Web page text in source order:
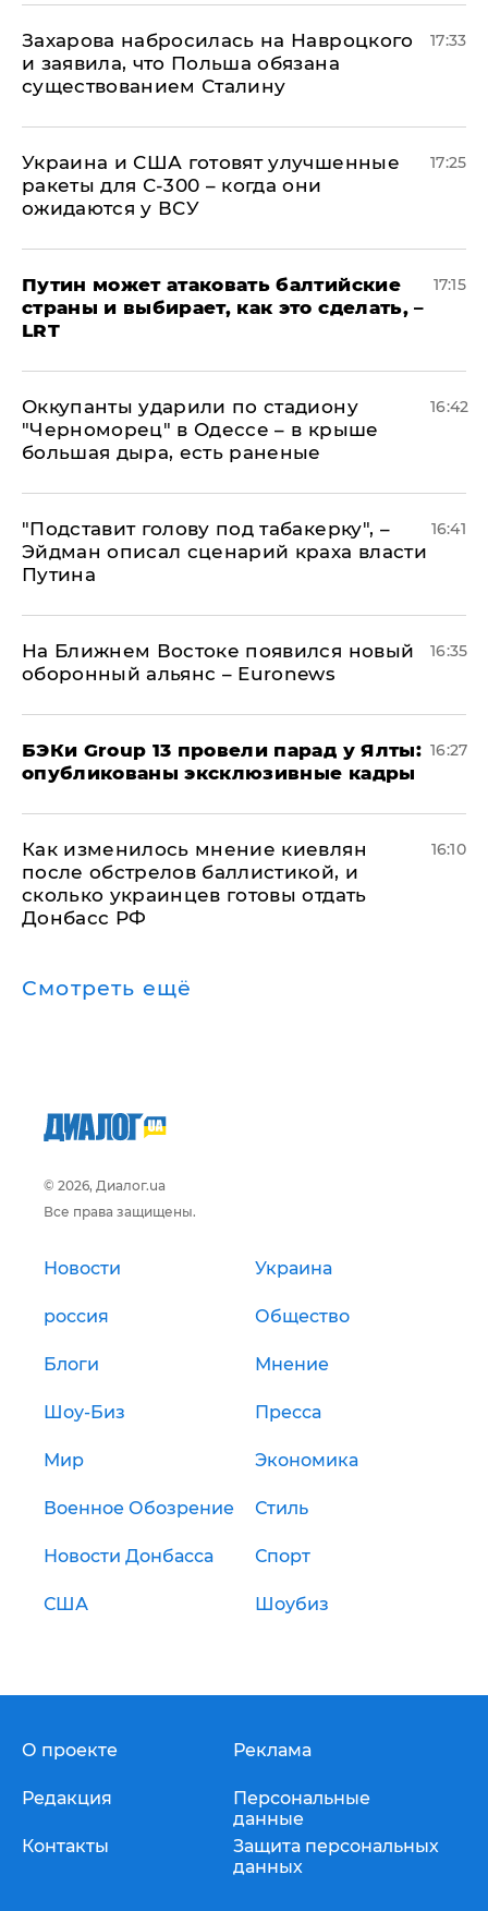
​Захарова набросилась на Навроцкого
и заявила, что Польша обязана
существованием Сталину
17:33
Украина и США готовят улучшенные
ракеты для С-300 – когда они
ожидаются у ВСУ
17:25
Путин может атаковать балтийские
страны и выбирает, как это сделать, –
LRT
17:15
Оккупанты ударили по стадиону
"Черноморец" в Одессе – в крыше
большая дыра, есть раненые
16:42
​"Подставит голову под табакерку", –
Эйдман описал сценарий краха власти
Путина
16:41
На Ближнем Востоке появился новый
оборонный альянс – Euronews
16:35
​БЭКи Group 13 провели парад у Ялты:
опубликованы эксклюзивные кадры
16:27
Как изменилось мнение киевлян
после обстрелов баллистикой, и
сколько украинцев готовы отдать
Донбасс РФ
16:10
Смотреть ещё
© 2026, Диалог.ua
Все права защищены.
Новости Украина
россия Общество
Блоги Мнение
Шоу-Биз Пресса
Мир Экономика
Военное Обозрение Стиль
Новости Донбасса Спорт
США Шоубиз
О проекте
Редакция
Контакты
Реклама
Персональные
данные
Защита персональных
данных